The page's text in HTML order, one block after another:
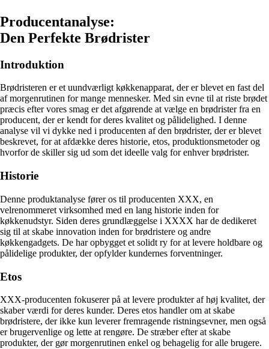
Producentanalyse:
Den Perfekte Brødrister
Introduktion
Brødristeren er et uundværligt køkkenapparat, der er blevet en fast del
af morgenrutinen for mange mennesker. Med sin evne til at riste brødet
præcis efter vores smag er det afgørende at vælge en brødrister fra en
producent, der er kendt for deres kvalitet og pålidelighed. I denne
analyse vil vi dykke ned i producenten af ​​den brødrister, der er blevet
beskrevet, for at afdække deres historie, etos, produktionsmetoder og
hvorfor de skiller sig ud som det ideelle valg for enhver brødrister.
Historie
Denne produktanalyse fører os til producenten XXX, en
velrenommeret virksomhed med en lang historie inden for
køkkenudstyr. Siden deres grundlæggelse i XXXX har de dedikeret
sig til at skabe innovation inden for brødristere og andre
køkkengadgets. De har opbygget et solidt ry for at levere holdbare og
pålidelige produkter, der opfylder kundernes forventninger.
Etos
XXX-producenten fokuserer på at levere produkter af høj kvalitet, der
skaber værdi for deres kunder. Deres etos handler om at skabe
brødristere, der ikke kun leverer fremragende ristningsevner, men også
er brugervenlige og lette at rengøre. De stræber efter at skabe
produkter, der gør morgenrutinen enkel og behagelig for alle brugere.